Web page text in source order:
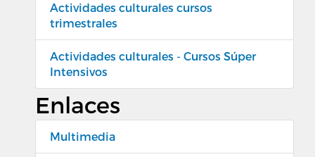
Actividades culturales cursos
trimestrales
Actividades culturales - Cursos Súper
Intensivos
Enlaces
Multimedia